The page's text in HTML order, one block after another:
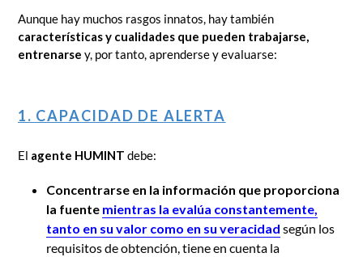
Aunque hay muchos rasgos innatos, hay también
características y cualidades que pueden trabajarse,
entrenarse y, por tanto, aprenderse y evaluarse:
1. CAPACIDAD DE ALERTA
El agente HUMINT debe:
Concentrarse en la información que proporciona
la fuente mientras la evalúa constantemente,
tanto en su valor como en su veracidad según los
requisitos de obtención, tiene en cuenta la